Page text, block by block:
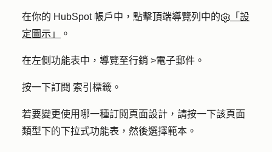
在你的 HubSpot 帳戶中，點擊頂端導覽列中的
「設
定圖示」
。
在左側功能表中，導覽至行銷 >電子郵件 。
按一下訂閱 索引標籤。
若要變更使用哪一種訂閱頁面設計，請按一下該頁面
類型下的下拉式功能表，然後選擇範本 。